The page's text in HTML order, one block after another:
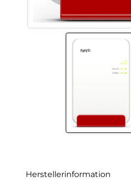
Herstellerinformation